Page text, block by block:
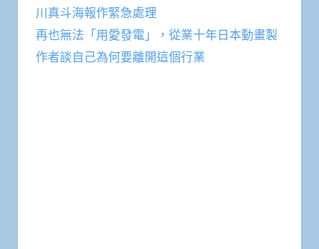
川真斗海報作緊急處理
再也無法「用愛發電」，從業十年日本動畫製
作者談自己為何要離開這個行業